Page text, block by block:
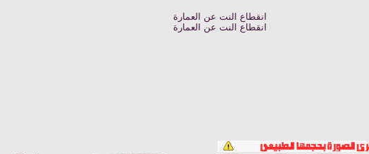
انقطاع النت عن العمارة
انقطاع النت عن العمارة